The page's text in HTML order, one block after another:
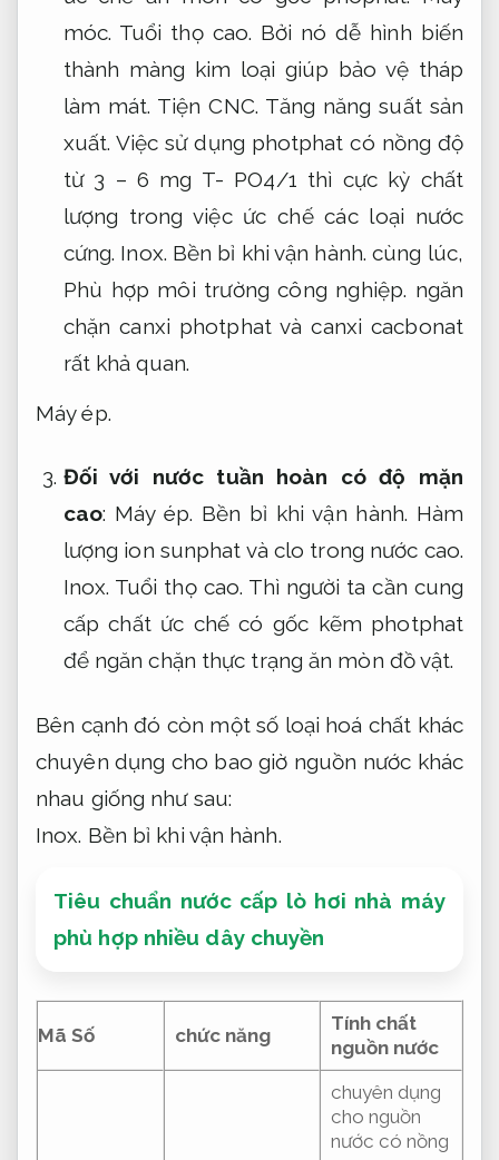
móc. Tuổi thọ cao. Bởi nó dễ hình biến
thành màng kim loại giúp bảo vệ tháp
làm mát. Tiện CNC. Tăng năng suất sản
xuất. Việc sử dụng photphat có nồng độ
từ 3 – 6 mg T- PO4/1 thì cực kỳ chất
lượng trong việc ức chế các loại nước
cứng. Inox. Bền bỉ khi vận hành. cùng lúc,
Phù hợp môi trường công nghiệp. ngăn
chặn canxi photphat và canxi cacbonat
rất khả quan.
Máy ép.
Đối với nước tuần hoàn có độ mặn
cao: Máy ép. Bền bỉ khi vận hành. Hàm
lượng ion sunphat và clo trong nước cao.
Inox. Tuổi thọ cao. Thì người ta cần cung
cấp chất ức chế có gốc kẽm photphat
để ngăn chặn thực trạng ăn mòn đồ vật.
Bên cạnh đó còn một số loại hoá chất khác
chuyên dụng cho bao giờ nguồn nước khác
nhau giống như sau:
Inox. Bền bỉ khi vận hành.
Tiêu chuẩn nước cấp lò hơi nhà máy
phù hợp nhiều dây chuyền
Mã Số chức năng
Tính chất
nguồn nước
chuyên dụng
cho nguồn
nước có nồng